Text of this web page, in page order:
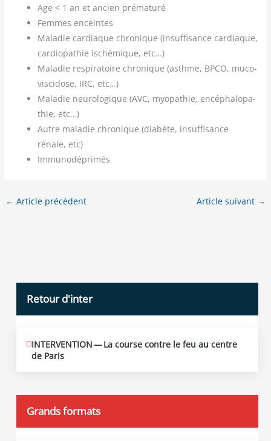
Age < 1 an et ancien prématuré
Femmes enceintes
Mala­die car­diaque chro­nique (insuf­fi­sance car­diaque,
car­dio­pa­thie isché­mique, etc…)
Mala­die res­pi­ra­toire chro­nique (asthme, BPCO, muco­
vis­ci­dose, IRC, etc…)
Mala­die neu­ro­lo­gique (AVC, myo­pa­thie, encé­pha­lo­pa­
thie, etc…)
Autre mala­die chro­nique (dia­bète, insuf­fi­sance
rénale, etc)
Immu­no­dé­pri­més
← Article précédent Article suivant →
Retour d'inter
JUIN
12
2026
INTERVENTION — La course contre le feu au centre
de Paris
Grands formats